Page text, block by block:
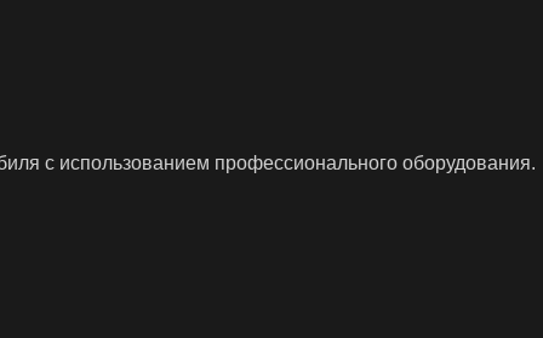
с использованием профессионального оборудования.